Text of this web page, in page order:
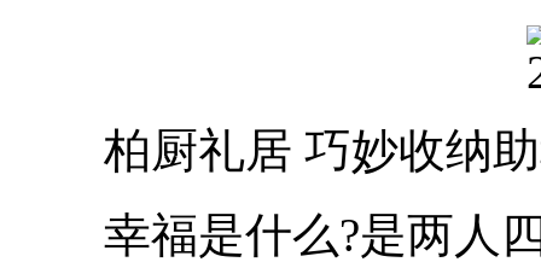
柏厨礼居 巧妙收纳助
幸福是什么?是两人四